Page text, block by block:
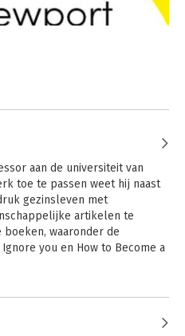
aan de universiteit van
toe te passen weet hij naast
gezinsleven met
artikelen te
waaronder de
you en How to Become a
Cal Newport